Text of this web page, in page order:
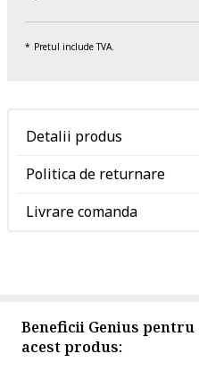
Pretul include TVA.
Detalii produs
Politica de returnare
Livrare comanda
Beneficii Genius pentru
acest produs: